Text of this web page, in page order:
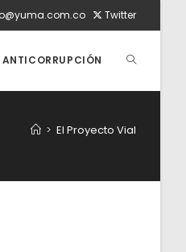
Twitter
ALTERNAR
DE
> El Proyecto Vial